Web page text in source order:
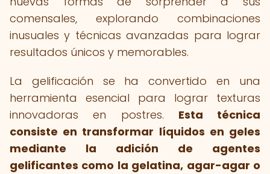
comensales, explorando combinaciones
inusuales y técnicas avanzadas para lograr
resultados únicos y memorables.
La gelificación se ha convertido en una
herramienta esencial para lograr texturas
innovadoras en postres. Esta técnica
consiste en transformar líquidos en geles
mediante la adición de agentes
gelificantes como la gelatina, agar-agar o